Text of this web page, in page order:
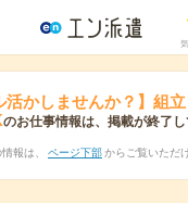
活かしませんか？】組
のお仕事情報は、掲載が終了
報は、 ページ下部 からご覧いただ